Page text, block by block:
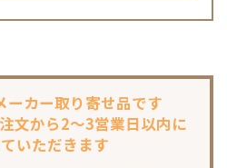
ーカー取り寄せ品です
文から2～3営業日以内に
いただきます